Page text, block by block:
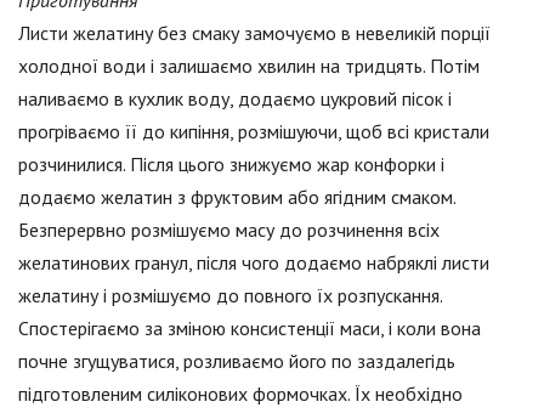
Листи желатину без смаку замочуємо в невеликій порції
холодної води і залишаємо хвилин на тридцять. Потім
наливаємо в кухлик воду, додаємо цукровий пісок і
прогріваємо її до кипіння, розмішуючи, щоб всі кристали
розчинилися. Після цього знижуємо жар конфорки і
додаємо желатин з фруктовим або ягідним смаком.
Безперервно розмішуємо масу до розчинення всіх
желатинових гранул, після чого додаємо набряклі листи
желатину і розмішуємо до повного їх розпускання.
Спостерігаємо за зміною консистенції маси, і коли вона
почне згущуватися, розливаємо його по заздалегідь
підготовленим силіконових формочках. Їх необхідно